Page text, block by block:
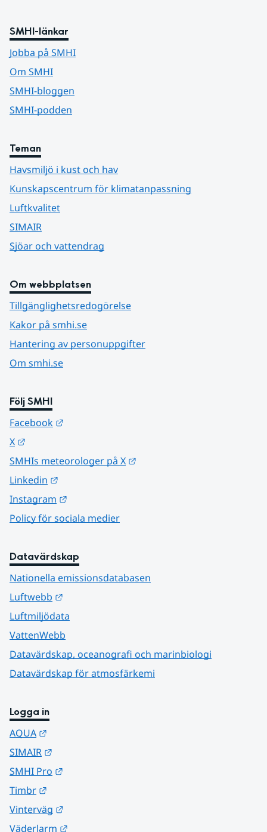
SMHI-länkar
Jobba på SMHI
Om SMHI
SMHI-bloggen
SMHI-podden
Teman
Havsmiljö i kust och hav
Kunskapscentrum för klimatanpassning
Luftkvalitet
SIMAIR
Sjöar och vattendrag
Om webbplatsen
Tillgänglighetsredogörelse
Kakor på smhi.se
Hantering av personuppgifter
Om smhi.se
Följ SMHI
Facebook
X
SMHIs meteorologer på X
Linkedin
Instagram
Policy för sociala medier
Datavärdskap
Nationella emissionsdatabasen
Luftwebb
Luftmiljödata
VattenWebb
Datavärdskap, oceanografi och marinbiologi
Datavärdskap för atmosfärkemi
Logga in
AQUA
SIMAIR
SMHI Pro
Timbr
Vinterväg
Väderlarm